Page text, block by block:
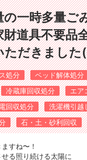
の一時多量ご
道具不要品
ただきまし
処分
ベッド解体処分
冷蔵庫回収処分
エア
回収処分
洗濯機引越
石・土・砂利回収
すね〜！
る照り続ける太陽に